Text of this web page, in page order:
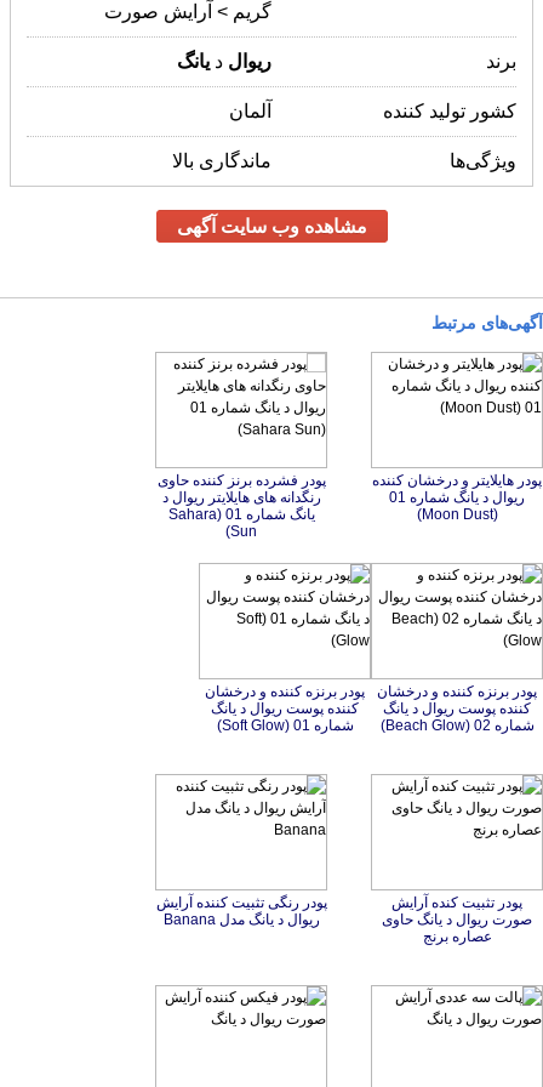
گریم > آرایش صورت
برند ریوال د یانگ
کشور تولید کننده آلمان
ویژگی‌ها ماندگاری بالا
مشاهده وب سایت آگهی
آگهی‌های مرتبط
پودر هایلایتر و درخشان کننده
ریوال د یانگ شماره 01
(Moon Dust)
پودر فشرده برنز کننده حاوی
رنگدانه های هایلایتر ریوال د
یانگ شماره 01 (Sahara
Sun)
پودر برنزه کننده و درخشان
کننده پوست ریوال د یانگ
شماره 02 (Beach Glow)
پودر برنزه کننده و درخشان
کننده پوست ریوال د یانگ
شماره 01 (Soft Glow)
پودر تثبیت کنده آرایش
صورت ریوال د یانگ حاوی
عصاره برنج
پودر رنگی تثبیت کننده آرایش
ریوال د یانگ مدل Banana